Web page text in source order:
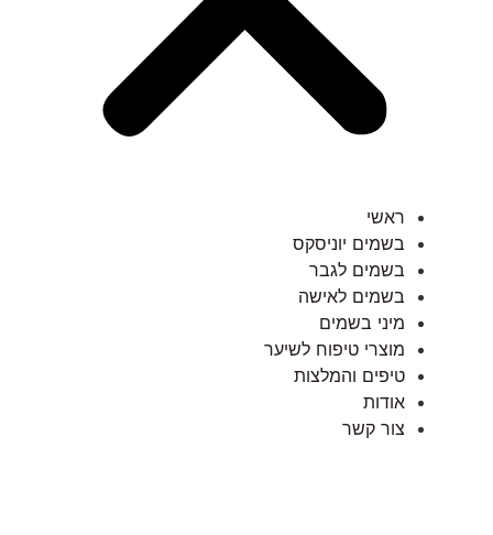
ראשי
בשמים יוניסקס
בשמים לגבר
בשמים לאישה
מיני בשמים
מוצרי טיפוח לשיער
טיפים והמלצות
אודות
צור קשר